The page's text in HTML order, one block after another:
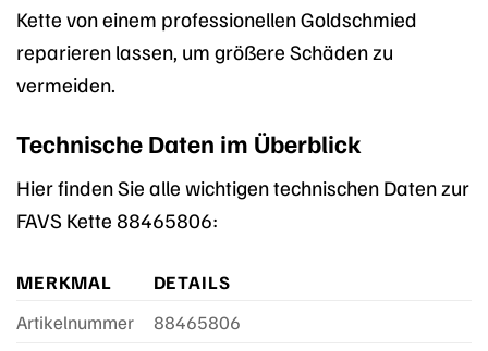
Kette von einem professionellen Goldschmied
reparieren lassen, um größere Schäden zu
vermeiden.
Technische Daten im Überblick
Hier finden Sie alle wichtigen technischen Daten zur
FAVS Kette 88465806:
MERKMAL
DETAILS
Artikelnummer
88465806